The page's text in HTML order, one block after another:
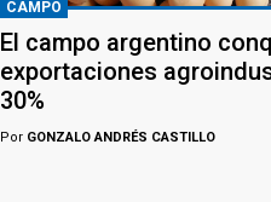
CAMPO
El campo argentino
exportaciones
30%
Por GONZALO ANDRÉS CASTILLO